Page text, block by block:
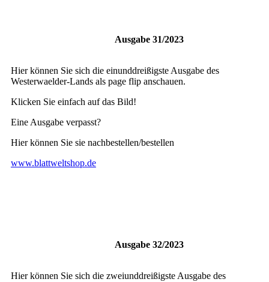
Ausgabe 31/2023
Hier können Sie sich die einunddreißigste Ausgabe des
Westerwaelder-Lands als page flip anschauen.
Klicken Sie einfach auf das Bild!
Eine Ausgabe verpasst?
Hier können Sie sie nachbestellen/bestellen
www.blattweltshop.de
Ausgabe 32/2023
Hier können Sie sich die zweiunddreißigste Ausgabe des